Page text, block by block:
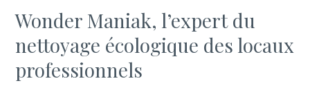
Wonder Maniak, l’expert du
nettoyage écologique des locaux
professionnels